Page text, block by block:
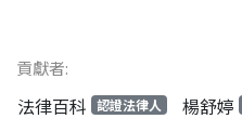
貢獻者:
法律百科 認證法律人 楊舒婷